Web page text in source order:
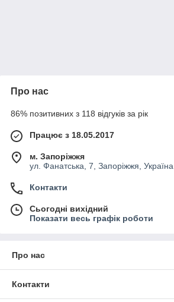
Про нас
86% позитивних з 118 відгуків за рік
Працює з 18.05.2017
м. Запоріжжя
ул. Фанатська, 7, Запоріжжя, Україна
Контакти
Сьогодні вихідний
Показати весь графік роботи
Про нас
Контакти